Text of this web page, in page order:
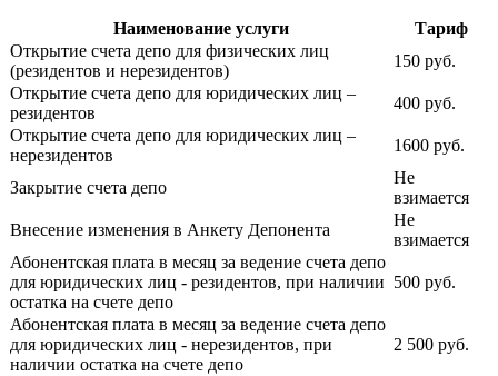
Наименование услуги
Тариф
Открытие счета депо для физических лиц
(резидентов и нерезидентов)
150 руб.
Открытие счета депо для юридических лиц –
резидентов
400 руб.
Открытие счета депо для юридических лиц –
нерезидентов
1600 руб.
Закрытие счета депо
Не
взимается
Внесение изменения в Анкету Депонента
Не
взимается
Абонентская плата в месяц за ведение счета депо
для юридических лиц - резидентов, при наличии
остатка на счете депо
500 руб.
Абонентская плата в месяц за ведение счета депо
для юридических лиц - нерезидентов, при
наличии остатка на счете депо
2 500 руб.